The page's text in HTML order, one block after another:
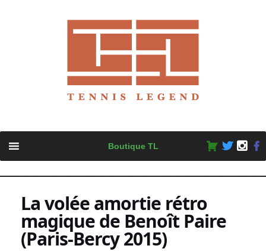
content
Boutique TL
La volée amortie rétro
magique de Benoît Paire
(Paris-Bercy 2015)